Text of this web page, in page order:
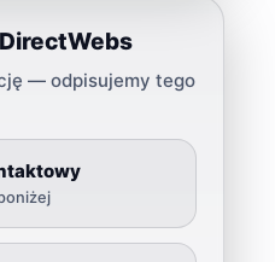
Page.
— odpisujemy tego